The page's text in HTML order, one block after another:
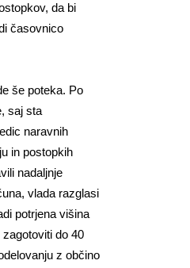
da bi
časovnico
še poteka. Po
saj sta
naravnih
in postopkih
nadaljnje
vlada razglasi
potrjena višina
do 40
z občino